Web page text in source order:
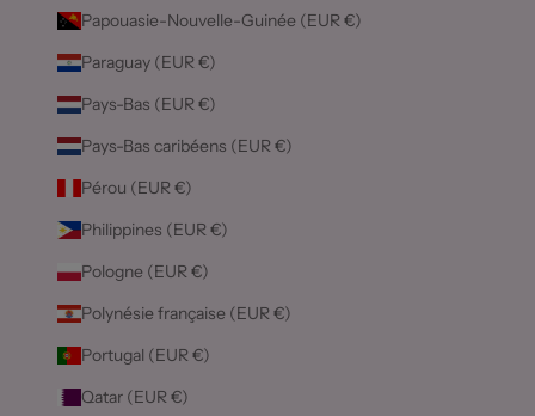
Papouasie-Nouvelle-Guinée (EUR €)
Paraguay (EUR €)
Pays-Bas (EUR €)
Pays-Bas caribéens (EUR €)
Pérou (EUR €)
Philippines (EUR €)
Pologne (EUR €)
Polynésie française (EUR €)
Portugal (EUR €)
Qatar (EUR €)